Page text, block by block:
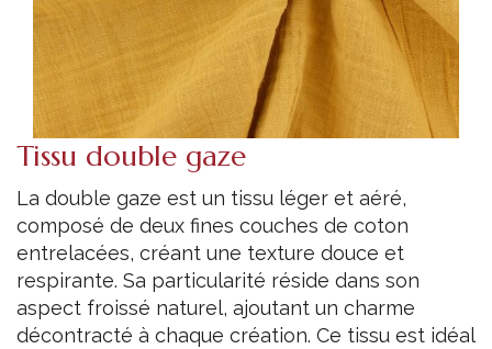
Tissu double gaze
La double gaze est un tissu léger et aéré,
composé de deux fines couches de coton
entrelacées, créant une texture douce et
respirante. Sa particularité réside dans son
aspect froissé naturel, ajoutant un charme
décontracté à chaque création. Ce tissu est idéal